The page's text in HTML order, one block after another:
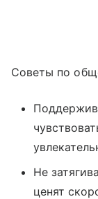
Советы по
Не
ценят